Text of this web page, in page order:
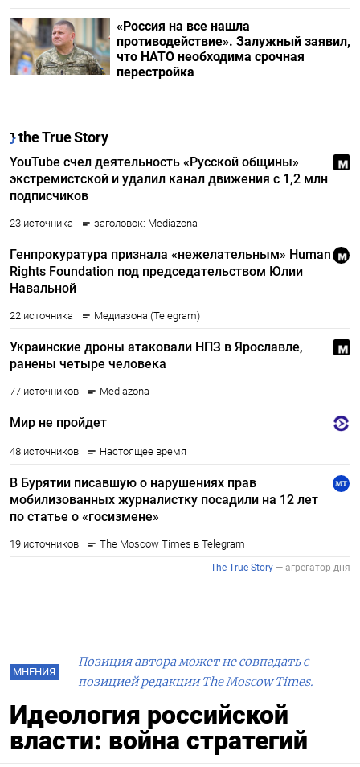
«Россия на все нашла
противодействие». Залужный заявил,
что НАТО необходима срочная
перестройка
МНЕНИЯ
Позиция автора может не совпадать с
позицией редакции The Moscow Times.
Идеология российской
власти: война стратегий